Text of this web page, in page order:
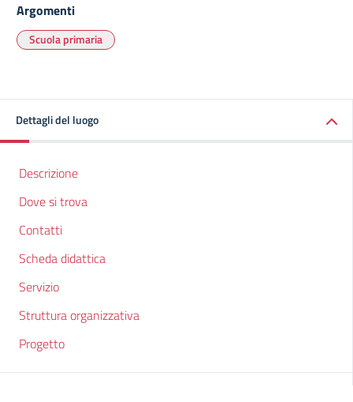
Argomenti
Scuola primaria
Dettagli del luogo
Descrizione
Dove si trova
Contatti
Scheda didattica
Servizio
Struttura organizzativa
Progetto